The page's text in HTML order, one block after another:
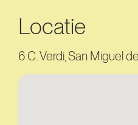
Locatie
6 C. Verdi, San Miguel